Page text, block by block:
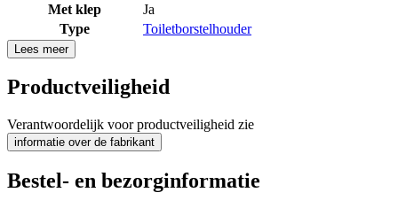
Met klep
Ja
Type
Toiletborstelhouder
Lees meer
Productveiligheid
Verantwoordelijk voor productveiligheid zie
informatie over de fabrikant
Bestel- en bezorginformatie